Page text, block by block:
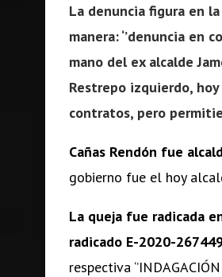
La denuncia figura en
manera: ‘’denuncia
mano del ex alcalde
Restrepo izquierdo,
contratos, pero
Cañas Rendón fue
gobierno fue el hoy
La queja fue radicada
radicado E-2020-
respectiva